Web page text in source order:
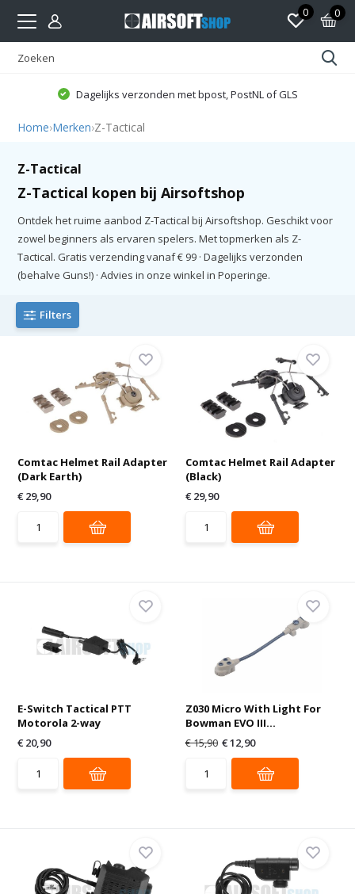
0 0
Dagelijks verzonden met bpost, PostNL of GLS
Home›Merken›Z-Tactical
Z-Tactical
Z-Tactical kopen bij Airsoftshop
Ontdek het ruime aanbod Z-Tactical bij Airsoftshop. Geschikt voor
zowel beginners als ervaren spelers. Met topmerken als Z-
Tactical. Gratis verzending vanaf € 99 · Dagelijks verzonden
(behalve Guns!) · Advies in onze winkel in Poperinge.
Filters
Comtac Helmet Rail Adapter
(Dark Earth)
€ 29,90
Comtac Helmet Rail Adapter
(Black)
€ 29,90
E-Switch Tactical PTT
Motorola 2-way
€ 20,90
Z030 Micro With Light For
Bowman EVO III...
€ 15,90 € 12,90